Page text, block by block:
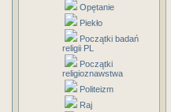
Opętanie
Piekło
Początki badań
religii PL
Początki
religioznawstwa
Politeizm
Raj